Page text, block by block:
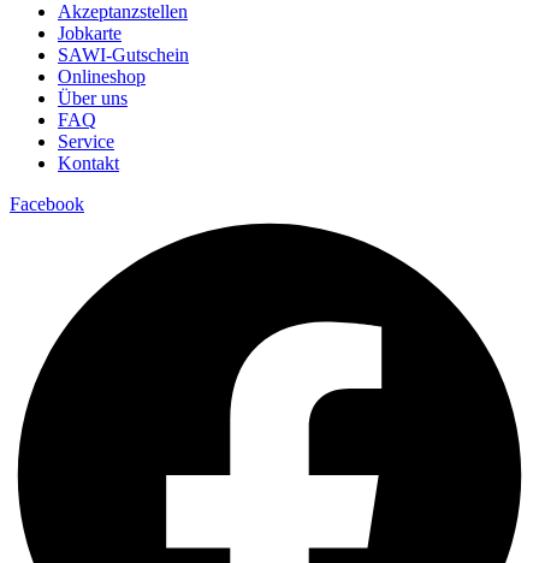
Akzeptanzstellen
Jobkarte
SAWI-Gutschein
Onlineshop
Über uns
FAQ
Service
Kontakt
Facebook